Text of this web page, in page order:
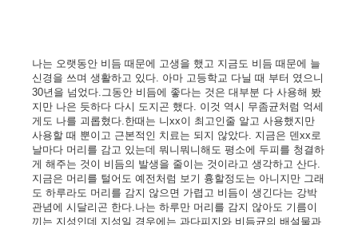
나는 오랫동안 비듬 때문에 고생을 했고 지금도 비듬 때문에 늘
신경을 쓰며 생활하고 있다. 아마 고등학교 다닐 때 부터 였으니
30년을 넘었다.그동안 비듬에 좋다는 것은 대부분 다 사용해 봤
지만 나은 듯하다 다시 도지곤 했다. 이것 역시 무좀균처럼 억세
게도 나를 괴롭혔다.한때는 니xx이 최고인줄 알고 사용했지만
사용할 때 뿐이고 근본적인 치료는 되지 않았다. 지금은 덴xx로
날마다 머리를 감고 있는데 뭐니뭐니해도 평소에 두피를 청결하
게 해주는 것이 비듬의 발생을 줄이는 것이라고 생각하고 산다.
지금은 머리를 털어도 예전처럼 보기 흉할정도는 아니지만 그래
도 하루라도 머리를 감지 않으면 가렵고 비듬이 생긴다는 강박
관념에 시달리곤 한다.나는 하루만 머리를 감지 않아도 기름이
끼는 지성인데 지성일 경우에는 과다피지와 비듬균의 배설물과